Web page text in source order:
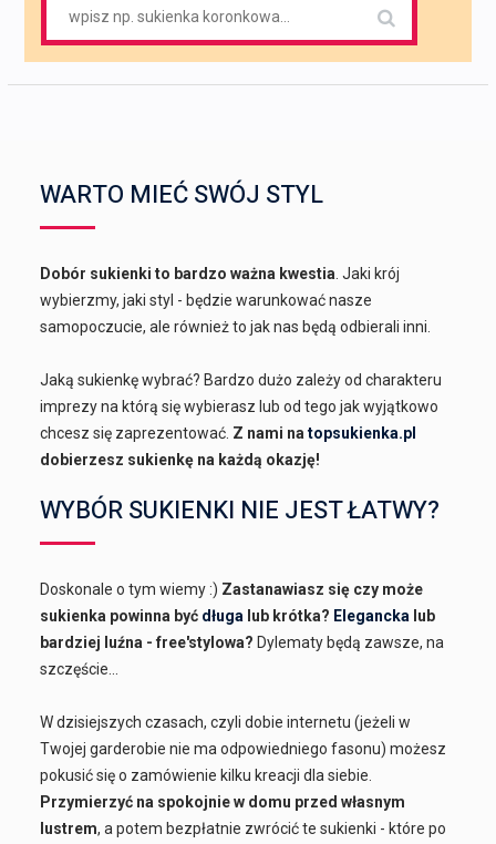
WARTO MIEĆ SWÓJ STYL
Dobór sukienki to bardzo ważna kwestia . Jaki krój
wybierzmy, jaki styl - będzie warunkować nasze
samopoczucie, ale również to jak nas będą odbierali inni.
Jaką sukienkę wybrać? Bardzo dużo zależy od charakteru
imprezy na którą się wybierasz lub od tego jak wyjątkowo
chcesz się zaprezentować. Z nami natopsukienka.pl
dobierzesz sukienkę na każdą okazję!
WYBÓR SUKIENKI NIE JEST ŁATWY?
Doskonale o tym wiemy :) Zastanawiasz się czy może
sukienka powinna być długa lub krótka? Elegancka lub
bardziej luźna - free'stylowa? Dylematy będą zawsze, na
szczęście...
W dzisiejszych czasach, czyli dobie internetu (jeżeli w
Twojej garderobie nie ma odpowiedniego fasonu) możesz
pokusić się o zamówienie kilku kreacji dla siebie.
Przymierzyć na spokojnie w domu przed własnym
lustrem, a potem bezpłatnie zwrócić te sukienki - które po